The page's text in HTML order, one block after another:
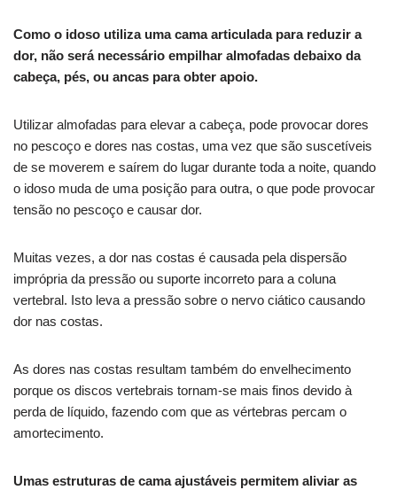
Como o idoso utiliza uma cama articulada para reduzir a
dor, não será necessário empilhar almofadas debaixo da
cabeça, pés, ou ancas para obter apoio.
Utilizar almofadas para elevar a cabeça, pode provocar dores
no pescoço e dores nas costas, uma vez que são suscetíveis
de se moverem e saírem do lugar durante toda a noite, quando
o idoso muda de uma posição para outra, o que pode provocar
tensão no pescoço e causar dor.
Muitas vezes, a dor nas costas é causada pela dispersão
imprópria da pressão ou suporte incorreto para a coluna
vertebral. Isto leva a pressão sobre o nervo ciático causando
dor nas costas.
As dores nas costas resultam também do envelhecimento
porque os discos vertebrais tornam-se mais finos devido à
perda de líquido, fazendo com que as vértebras percam o
amortecimento.
Umas estruturas de cama ajustáveis permitem aliviar as